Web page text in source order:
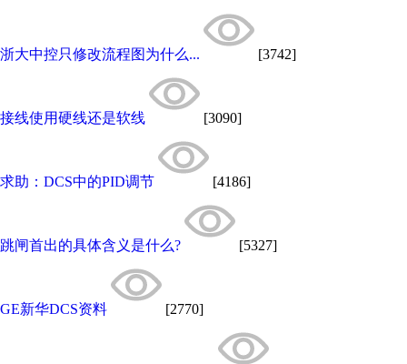
浙大中控只修改流程图为什么... [3742]
接线使用硬线还是软线 [3090]
求助：DCS中的PID调节 [4186]
跳闸首出的具体含义是什么? [5327]
GE新华DCS资料 [2770]